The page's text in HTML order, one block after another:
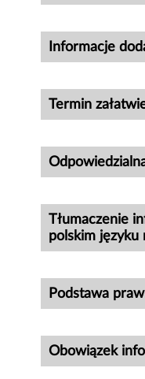
Informacje
Termin
Tłumaczenie
polskim języku
Podstawa
Obowiązek